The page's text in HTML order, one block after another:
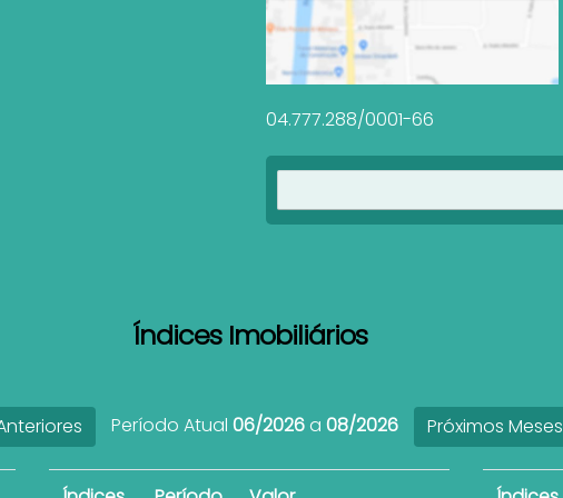
04.777.288/0001-66
Índices Imobiliários
Período Atual 06/2026a 08/2026 Próximos Meses